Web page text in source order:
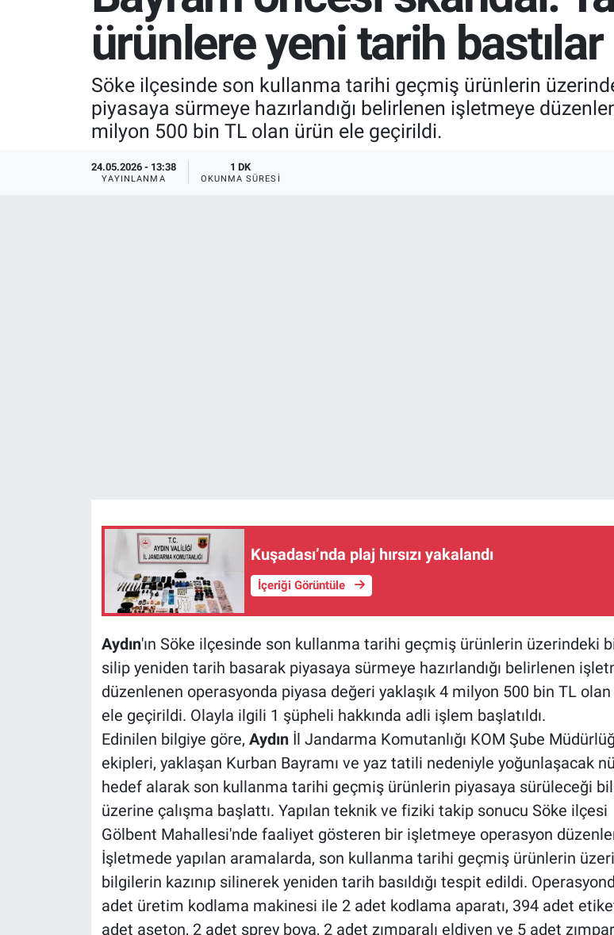
ürünlere yeni tarih bastılar
Söke ilçesinde son kullanma tarihi geçmiş ürünlerin
piyasaya sürmeye hazırlandığı belirlenen işletmeye
milyon 500 bin TL olan ürün ele geçirildi.
24.05.2026 - 13:38
YAYINLANMA
1 DK
OKUNMA SÜRESI
Kuşadası’nda plaj hırsızı yakalandı
İçeriği Görüntüle
Aydın'ın Söke ilçesinde son kullanma tarihi geçmiş ürünlerin üzerindeki
silip yeniden tarih basarak piyasaya sürmeye hazırlandığı belirlenen
düzenlenen operasyonda piyasa değeri yaklaşık 4 milyon 500 bin TL
ele geçirildi. Olayla ilgili 1 şüpheli hakkında adli işlem başlatıldı.
Edinilen bilgiye göre, Aydınİl Jandarma Komutanlığı KOM Şube
ekipleri, yaklaşan Kurban Bayramı ve yaz tatili nedeniyle yoğunlaşacak
hedef alarak son kullanma tarihi geçmiş ürünlerin piyasaya sürüleceği
üzerine çalışma başlattı. Yapılan teknik ve fiziki takip sonucu Söke ilçesi
Gölbent Mahallesi'nde faaliyet gösteren bir işletmeye operasyon
İşletmede yapılan aramalarda, son kullanma tarihi geçmiş ürünlerin
bilgilerin kazınıp silinerek yeniden tarih basıldığı tespit edildi.
adet üretim kodlama makinesi ile 2 adet kodlama aparatı, 394 adet
adet aseton, 2 adet sprey boya, 2 adet zımparalı eldiven ve 5 adet